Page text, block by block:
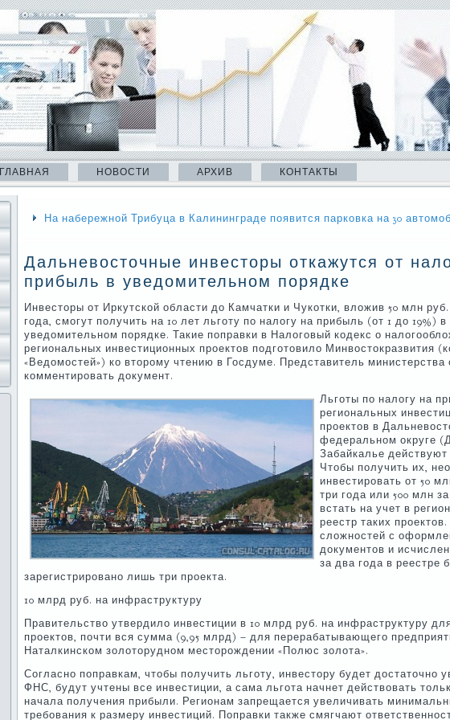
ГЛАВНАЯ НОВОСТИ АРХИВ КОНТАКТЫ
На набережной Трибуца в Калининграде появится парковка на 30
Дальневосточные инвесторы откажутся от
прибыль в уведомительном порядке
Инвесторы от Иркутской об­ласти до Камчатки и Чукотки, вложив 50 млн руб.
года, смогут получить на 10 лет льготу по налогу на прибыль (от 1 до 19%) в
уведомительном порядке. Такие поправки в Налоговый кодекс о
региональных инвестиционных проектов подготовило Минвостокразвития
«Ведомостей») ко второму чтению в Госдуме. Представитель министерства
комментировать документ.
Льготы по налогу на
региональных
проектов в
федеральном округе
Забайкалье действуют
Чтобы получить их,
инвестировать от 50
три года или 500 млн
встать на учет в
реестр таких
сложностей с
документов и
за два года в реестре
зарегистрировано лишь три проекта.
10 млрд руб. на инфраструктуру
Правительство утвердило инвестиции в 10 млрд руб. на инфраструктуру
проектов, почти вся сумма (9,95 млрд) – для перерабатывающего
Наталкинском золоторудном месторождении «Полюс золота».
Согласно поправкам, чтобы получить льготу, инвестору будет достаточно
ФНС, будут учтены все инвестиции, а сама льгота начнет действовать
начала получения прибыли. Регионам запрещается увеличивать
требования к размеру инвестиций. Поправки также смягчают